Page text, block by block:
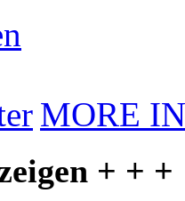
MORE
+ + +